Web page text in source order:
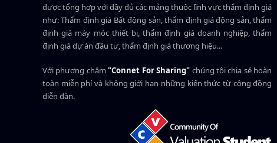
được tổng hợp với đầy đủ các mảng thuộc lĩnh vực thẩm định giá
như: Thẩm định giá Bất động sản, thẩm định giá động sản, thẩm
định giá máy móc thiết bị, thẩm định giá doanh nghiệp, thẩm
định giá dự án đầu tư, thẩm định giá thương hiệu...
Với phương châm"Connet For Sharing" chúng tôi chia sẻ hoàn
toàn miễn phí và không giới hạn những kiến thức từ cộng đồng
diễn đàn.